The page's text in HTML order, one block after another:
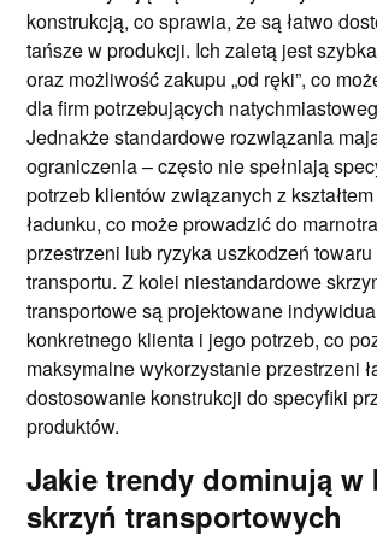
konstrukcją, co sprawia, że są łatwo
tańsze w produkcji. Ich zaletą jest
oraz możliwość zakupu „od ręki”, co
dla firm potrzebujących
Jednakże standardowe rozwiązania
ograniczenia – często nie spełniają
potrzeb klientów związanych z
ładunku, co może prowadzić do
przestrzeni lub ryzyka uszkodzeń
transportu. Z kolei niestandardowe
transportowe są projektowane
konkretnego klienta i jego potrzeb, co
maksymalne wykorzystanie przestrzeni
dostosowanie konstrukcji do specyfiki
produktów.
Jakie trendy dominują w
skrzyń transportowych